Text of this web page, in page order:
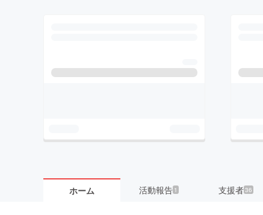
ホーム 活動報告 1 支援者36